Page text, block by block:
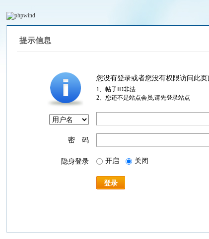
提示信息
您没有登录或者您没有权限访问此
1、帖子ID非法
2、您还不是站点会员,请先登录站点
密 码
隐身登录 开启 关闭
登录